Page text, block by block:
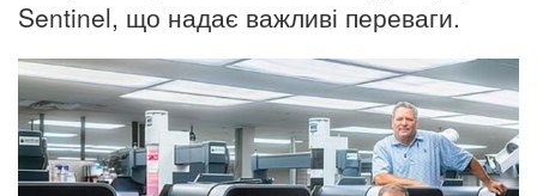
Sentinel, що надає важливі переваги.